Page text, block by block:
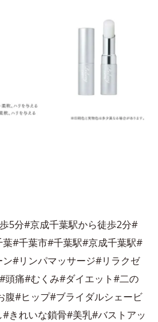
5分#京成千葉駅から徒歩2分#
#千葉市#千葉駅#京成千葉駅#
#リンパマッサージ#リラクゼ
頭痛#むくみ#ダイエット#二の
腹#ヒップ#ブライダルシェービ
きれいな鎖骨#美乳#バストアッ